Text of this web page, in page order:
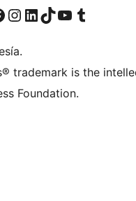
Mastodon
de Threads
a nosa páxina de Facebook
Visita a nosa conta de Instagram
Visita a nosa conta de LinkedIn
Visita a nosa conta de TikTok
Visita a nosa canle de YouTube
Visita a nosa conta de Tumblr
trademark is the
Foundation.